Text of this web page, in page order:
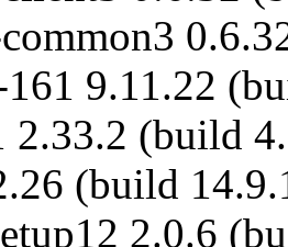
9.11.22
(build
(build
2.0.6